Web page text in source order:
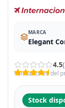
MARCA
Elegant
4.5
Valoraciones del
Stock